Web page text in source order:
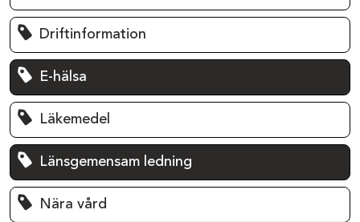
Driftinformation
E-hälsa
Läkemedel
Länsgemensam ledning
Nära vård